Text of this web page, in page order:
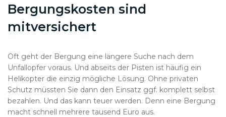
Bergungskosten sind
mitversichert
Oft geht der Bergung eine längere Suche nach dem
Unfallopfer voraus. Und abseits der Pisten ist häufig ein
Helikopter die einzig mögliche Lösung. Ohne privaten
Schutz müssten Sie dann den Einsatz ggf. komplett selbst
bezahlen. Und das kann teuer werden. Denn eine Bergung
macht schnell mehrere tausend Euro aus.